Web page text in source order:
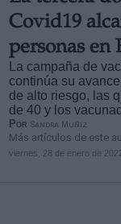
Covid19
personas en
La campaña de
continúa su
de alto riesgo, las
de 40 y los
Por Sandra Muñiz
Más artículos de este
viernes, 28 de enero de